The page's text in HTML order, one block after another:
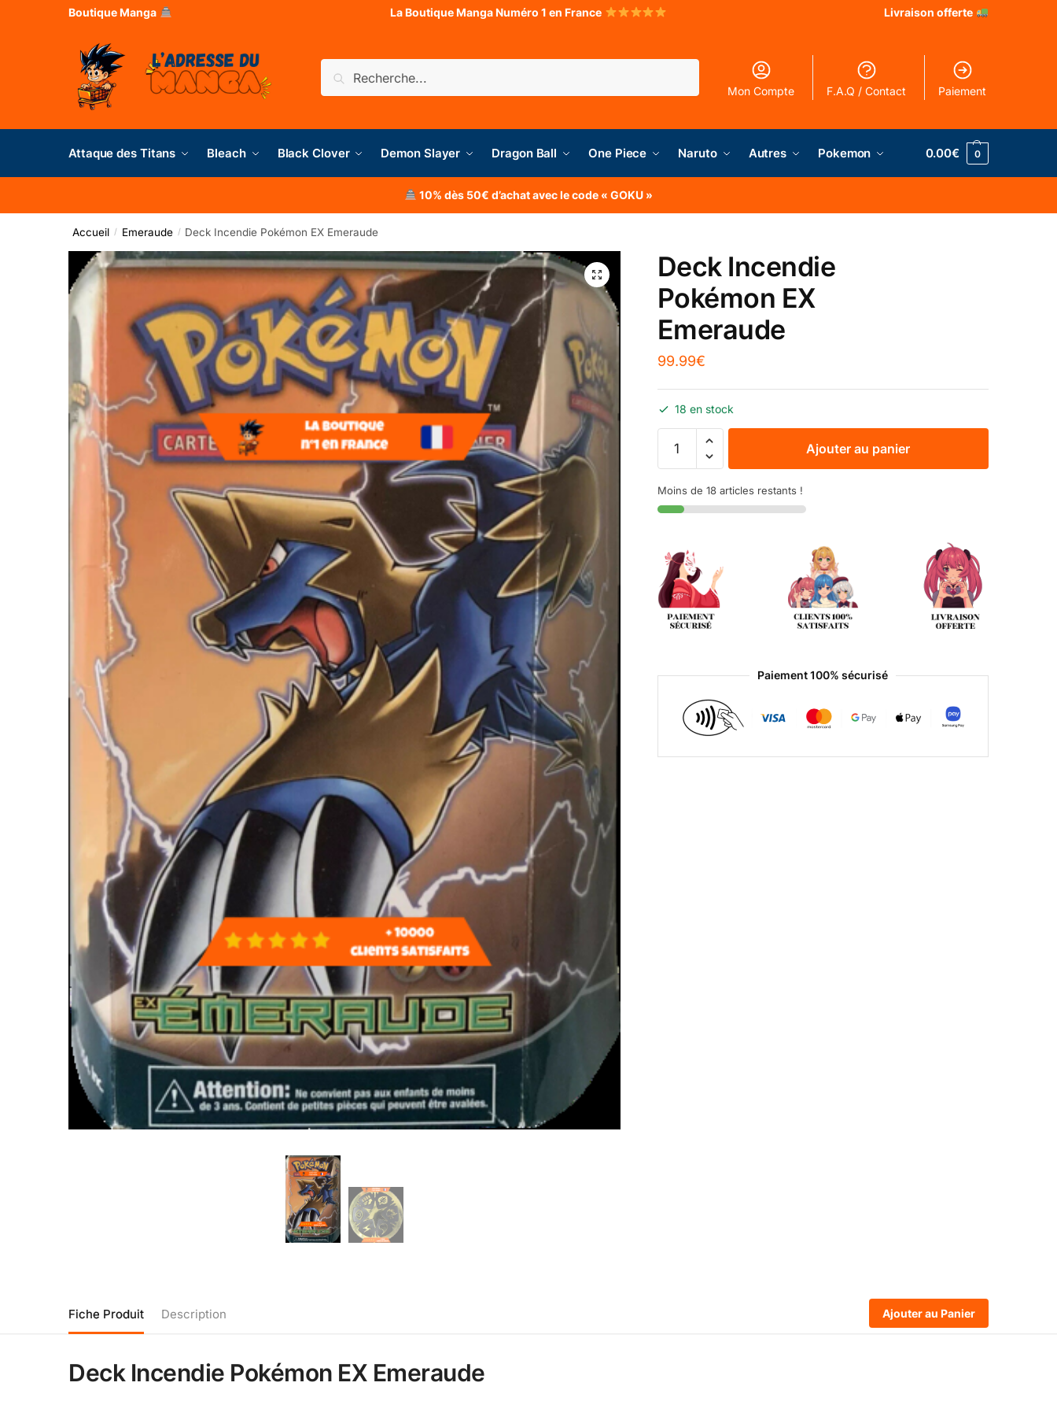
Boutique Manga La Boutique Manga Numéro 1 en France Livraison offerte
Mon Compte F.A.Q / Contact Paiement
Attaque des Titans Bleach Black Clover Demon Slayer Dragon Ball One Piece Naruto Autres Pokemon 0.00€ 0
10% dès 50€ d’achat avec le code « GOKU »
Accueil / Emeraude / Deck Incendie Pokémon EX Emeraude
Deck Incendie
Pokémon EX
Emeraude
99.99€
18 en stock
Ajouter au panier
Moins de 18 articles restants !
Paiement 100% sécurisé
Fiche Produit Description Ajouter au Panier
Deck Incendie Pokémon EX Emeraude